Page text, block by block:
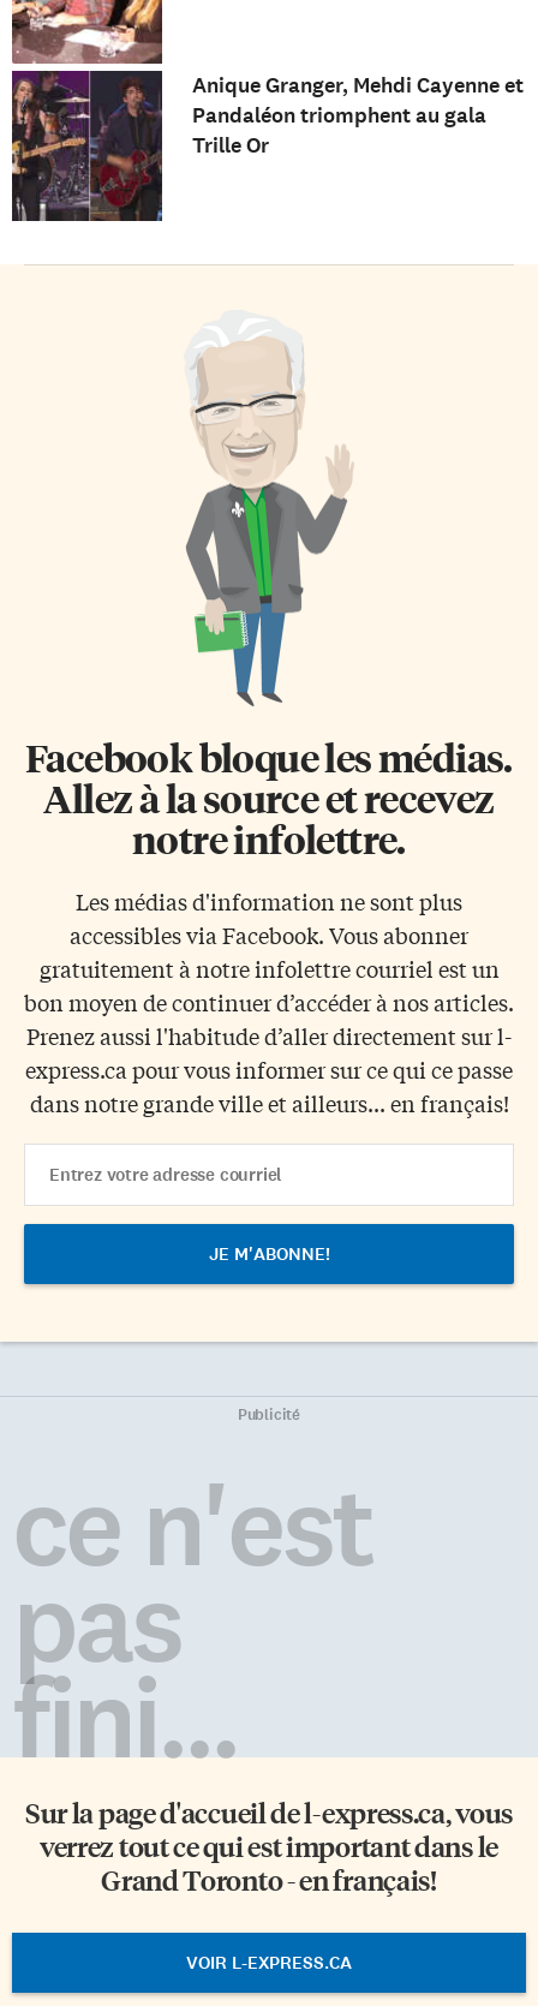
Anique Granger, Mehdi Cayenne et
Pandaléon triomphent au gala
Trille Or
Facebook bloque les médias.
Allez à la source et recevez
notre infolettre.
Les médias d'information ne sont plus
accessibles via Facebook. Vous abonner
gratuitement à notre infolettre courriel est un
bon moyen de continuer d’accéder à nos articles.
Prenez aussi l'habitude d’aller directement sur l-
express.ca pour vous informer sur ce qui ce passe
dans notre grande ville et ailleurs... en français!
Address
Publicité
ce n'est
pas
fini...
Sur la page d'accueil del-express.ca, vous
verrez tout ce qui est important dans le
Grand Toronto - en français!
VOIR L-EXPRESS.CA